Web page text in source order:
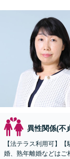
異性関係(不
【法テラス利用可】
婚、熟年離婚などはご